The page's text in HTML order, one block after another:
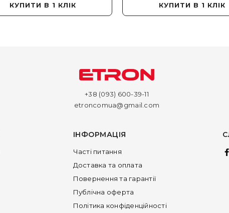
КУПИТИ В 1 КЛІК КУПИТИ В 1 КЛІК
+38 (093) 600-39-11
etroncomua@gmail.com
ІНФОРМАЦІЯ
Часті питання
Доставка та оплата
Повернення та гарантії
Публічна оферта
Політика конфіденційності